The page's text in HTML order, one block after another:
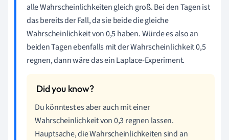
alle Wahrscheinlichkeiten gleich groß. Bei den Tagen ist
das bereits der Fall, da sie beide die gleiche
Wahrscheinlichkeit von 0,5 haben. Würde es also an
beiden Tagen ebenfalls mit der Wahrscheinlichkeit 0,5
regnen, dann wäre das ein Laplace-Experiment.
Du könntest es aber auch mit einer
Wahrscheinlichkeit von 0,3 regnen lassen.
Hauptsache, die Wahrscheinlichkeiten sind an